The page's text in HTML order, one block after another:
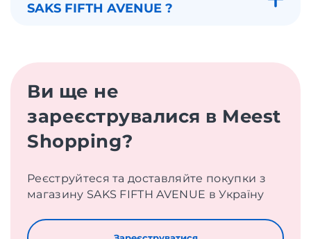
SAKS FIFTH AVENUE ?
Ви ще не
зареєструвалися в Meest
Shopping?
Реєструйтеся та доставляйте покупки з
магазину SAKS FIFTH AVENUE в Україну